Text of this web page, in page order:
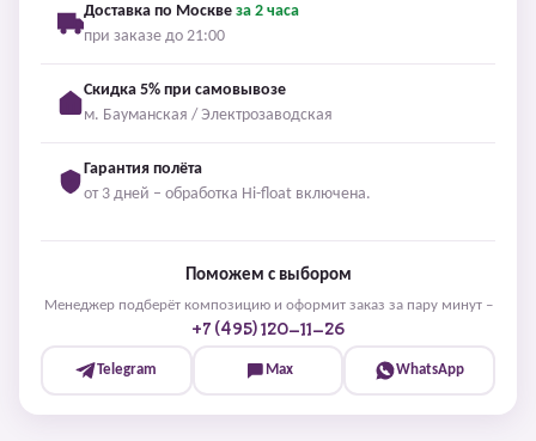
Доставка по Москве за 2 часа
при заказе до 21:00
Скидка 5% при самовывозе
м. Бауманская / Электрозаводская
Гарантия полёта
от 3 дней – обработка Hi-float включена.
Поможем с выбором
Менеджер подберёт композицию и оформит заказ за пару минут –
+7 (495) 120-11-26
Telegram Max WhatsApp